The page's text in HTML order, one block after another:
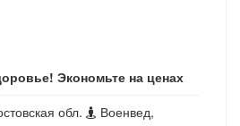
Экономьте на ценах
обл.
Военвед,